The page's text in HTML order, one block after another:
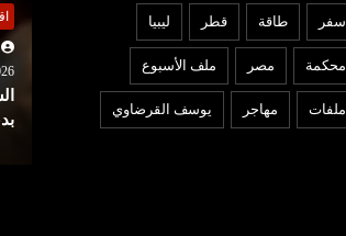
سفر طاقة قطر ليبيا
محكمة مصر ملف الأسبوع
ملفات مهاجر يوسف القرضاوي
اقتصاد
شمس اليوم نيوز 24
05 أغسطس
السوق السعودية تواصل الصعود
بدعم من الشركات الكبرى